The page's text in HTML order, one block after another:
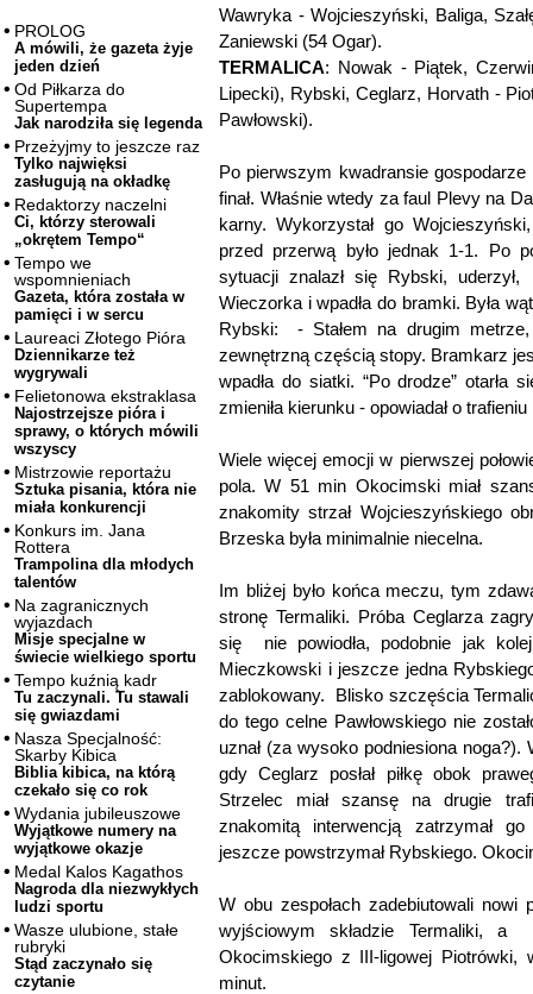
PROLOG
A mówili, że gazeta żyje
jeden dzień
Od Piłkarza do
Supertempa
Jak narodziła się legenda
Przeżyjmy to jeszcze raz
Tylko najwięksi
zasługują na okładkę
Redaktorzy naczelni
Ci, którzy sterowali
„okrętem Tempo“
Tempo we
wspomnieniach
Gazeta, która została w
pamięci i w sercu
Laureaci Złotego Pióra
Dziennikarze też
wygrywali
Felietonowa ekstraklasa
Najostrzejsze pióra i
sprawy, o których mówili
wszyscy
Mistrzowie reportażu
Sztuka pisania, która nie
miała konkurencji
Konkurs im. Jana
Rottera
Trampolina dla młodych
talentów
Na zagranicznych
wyjazdach
Misje specjalne w
świecie wielkiego sportu
Tempo kuźnią kadr
Tu zaczynali. Tu stawali
się gwiazdami
Nasza Specjalność:
Skarby Kibica
Biblia kibica, na którą
czekało się co rok
Wydania jubileuszowe
Wyjątkowe numery na
wyjątkowe okazje
Medal Kalos Kagathos
Nagroda dla niezwykłych
ludzi sportu
Wasze ulubione, stałe
rubryki
Stąd zaczynało się
czytanie
Wawryka - Wojcieszyński, Baliga,
Zaniewski (54 Ogar).
TERMALICA: Nowak - Piątek,
Lipecki), Rybski, Ceglarz, Horvath -
Pawłowski).
Po pierwszym kwadransie
finał. Właśnie wtedy za faul Plevy na
karny. Wykorzystał go
przed przerwą było jednak 1-1. Po
sytuacji znalazł się Rybski,
Wieczorka i wpadła do bramki. Była
Rybski: - Stałem na drugim metrze,
zewnętrzną częścią stopy. Bramkarz
wpadła do siatki. “Po drodze” otarła
zmieniła kierunku - opowiadał o
Wiele więcej emocji w pierwszej
pola. W 51 min Okocimski miał
znakomity strzał Wojcieszyńskiego
Brzeska była minimalnie niecelna.
Im bliżej było końca meczu, tym
stronę Termaliki. Próba Ceglarza
się nie powiodła, podobnie jak
Mieczkowski i jeszcze jedna
zablokowany. Blisko szczęścia
do tego celne Pawłowskiego nie
uznał (za wysoko podniesiona
gdy Ceglarz posłał piłkę obok
Strzelec miał szansę na drugie
znakomitą interwencją zatrzymał
jeszcze powstrzymał Rybskiego.
W obu zespołach zadebiutowali nowi
wyjściowym składzie Termaliki,
Okocimskiego z III-ligowej Piotrówki,
minut.